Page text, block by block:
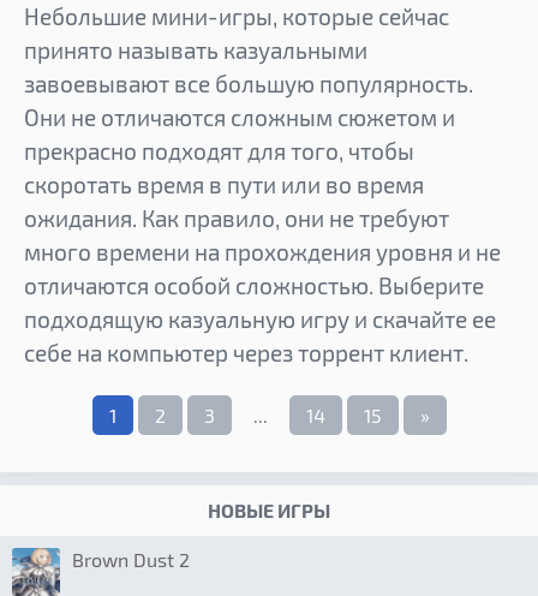
Небольшие мини-игры, которые сейчас
принято называть казуальными
завоевывают все большую популярность.
Они не отличаются сложным сюжетом и
прекрасно подходят для того, чтобы
скоротать время в пути или во время
ожидания. Как правило, они не требуют
много времени на прохождения уровня и не
отличаются особой сложностью. Выберите
подходящую казуальную игру и скачайте ее
себе на компьютер через торрент клиент.
1 2 3 ... 14 15 »
НОВЫЕ ИГРЫ
Brown Dust 2